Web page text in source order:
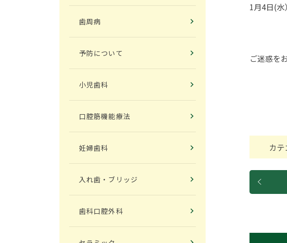
1月4日(水
ご迷惑を
カテ
歯周病
予防について
小児歯科
口腔筋機能療法
妊婦歯科
入れ歯・ブリッジ
歯科口腔外科